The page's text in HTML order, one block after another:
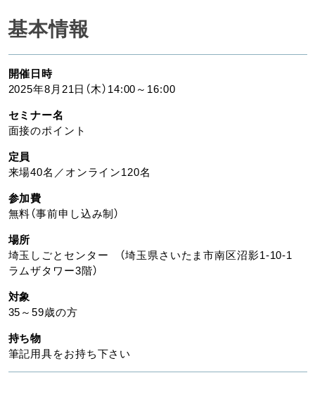
基本情報
開催日時
2025年8月21日（木）14:00～16:00
セミナー名
面接のポイント
定員
来場40名／オンライン120名
参加費
無料（事前申し込み制）
場所
埼玉しごとセンター （埼玉県さいたま市南区沼影1-10-1
ラムザタワー3階）
対象
35～59歳の方
持ち物
筆記用具をお持ち下さい